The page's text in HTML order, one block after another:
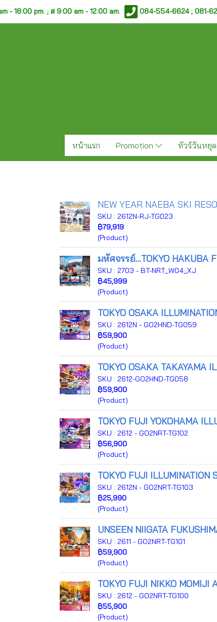
- 18:00 pm. ;ส 9:00 am - 12:00 am. 084-554-6624 ; 081-
หน้าแรก Promotion ทัวร์วันหยุ
NEW YEAR NAEBA SKI
SKU : 2612N-RJ-TG023
฿79,919
(Product)
มหัศจรรย์…TOKYO HAKUBA
SKU : 2703 - BT-NRT_W04_XJ
฿45,999
(Product)
TOKYO OSAKA
SKU : 2612N - GO2HND-TG059
฿59,900
(Product)
TOKYO OSAKA TAKAYAMA
SKU : 2612-GO2HND-TG058
฿59,900
(Product)
TOKYO FUJI YOKOHAMA
SKU : 2612 - GO2NRT-TG102
฿56,900
(Product)
TOKYO FUJI ILLUMINATION
SKU : 2612N - GO2NRT-TG103
฿25,990
(Product)
UNSEEN NIIGATA
SKU : 2611 - GO2NRT-TG101
฿59,900
(Product)
TOKYO FUJI NIKKO MOMIJI
SKU : 2612 - GO2NRT-TG100
฿55,900
(Product)